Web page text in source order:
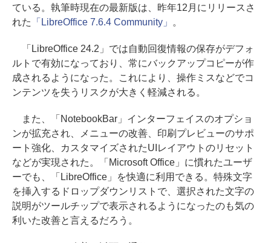
ている。執筆時現在の最新版は、昨年12月にリリースさ
れた
「LibreOffice 7.6.4 Community」 。
「LibreOffice 24.2」では自動回復情報の保存がデフォ
ルトで有効になっており、常にバックアップコピーが作
成されるようになった。これにより、操作ミスなどでコ
ンテンツを失うリスクが大きく軽減される。
また、「NotebookBar」インターフェイスのオプショ
ンが拡充され、メニューの改善、印刷プレビューのサポ
ート強化、カスタマイズされたUIレイアウトのリセット
などが実現された。「Microsoft Office」に慣れたユーザ
ーでも、「LibreOffice」を快適に利用できる。特殊文字
を挿入するドロップダウンリストで、選択された文字の
説明がツールチップで表示されるようになったのも気の
利いた改善と言えるだろう。